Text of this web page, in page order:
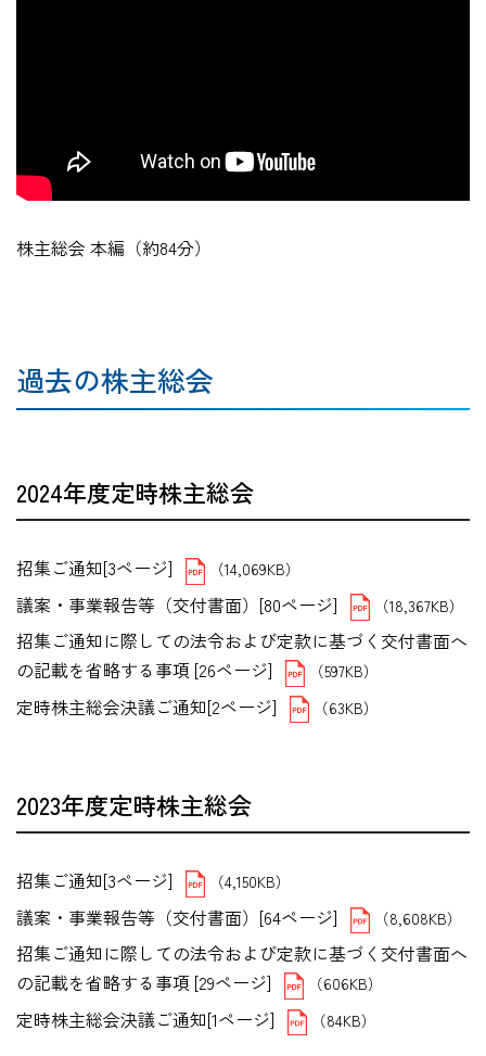
株主総会 本編（約84分）
過去の株主総会
2024年度定時株主総会
招集ご通知[3ページ] （14,069KB）
議案・事業報告等（交付書面）[80ページ] （18,367KB）
招集ご通知に際しての法令および定款に基づく交付書面へ
の記載を省略する事項 [26ページ]
（597KB）
定時株主総会決議ご通知[2ページ] （63KB）
2023年度定時株主総会
招集ご通知[3ページ] （4,150KB）
議案・事業報告等（交付書面）[64ページ] （8,608KB）
招集ご通知に際しての法令および定款に基づく交付書面へ
の記載を省略する事項 [29ページ]
（606KB）
定時株主総会決議ご通知[1ページ] （84KB）